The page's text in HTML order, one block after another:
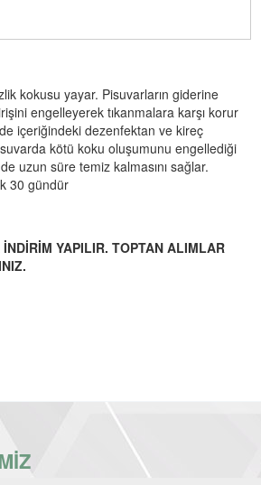
kokusu yayar. Pisuvarların giderine
engelleyerek tıkanmalara karşı korur
içeriğindeki dezenfektan ve kireç
kötü koku oluşumunu engellediği
uzun süre temiz kalmasını sağlar.
30 gündür
YAPILIR. TOPTAN ALIMLAR